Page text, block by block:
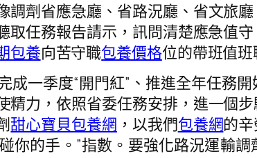
調劑省應急廳、省路況廳、省文旅
取任務報告請示，訊問清楚應急值
包養向苦守職包養價格位的帶班值
一季度“開門紅”、推進全年任務開
精力，依照省委任務安排，進一個
甜心寶貝包養網 ，以我們包養網的
你的手。”指數。要強化路況運輸調